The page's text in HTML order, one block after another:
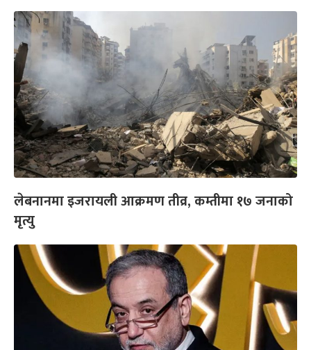
लेबनानमा इजरायली आक्रमण तीव्र, कम्तीमा १७ जनाको
मृत्यु